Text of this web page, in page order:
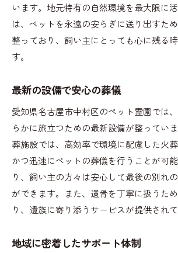
います。地元特有の自然環境を最大限に
は、ペットを永遠の安らぎに送り出すた
整っており、飼い主にとっても心に残る
す。
最新の設備で安心の葬儀
愛知県名古屋市中村区のペット霊園では
らかに旅立つための最新設備が整ってい
葬施設では、高効率で環境に配慮した火
かつ迅速にペットの葬儀を行うことが可
り、飼い主の方々は安心して最後の別れ
ができます。また、遺骨を丁寧に扱うた
り、遺族に寄り添うサービスが提供されて
地域に密着したサポート体制